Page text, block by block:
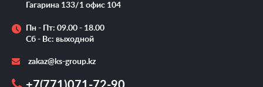
Гагарина 133/1 офис 104
Пн - Пт: 09.00 - 18.00
Сб - Вс: выходной
zakaz@ks-group.kz